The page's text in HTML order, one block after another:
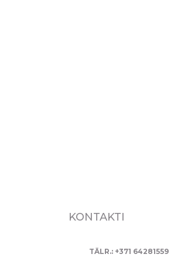
KONTAKTI
TĀLR.: +371 64281559